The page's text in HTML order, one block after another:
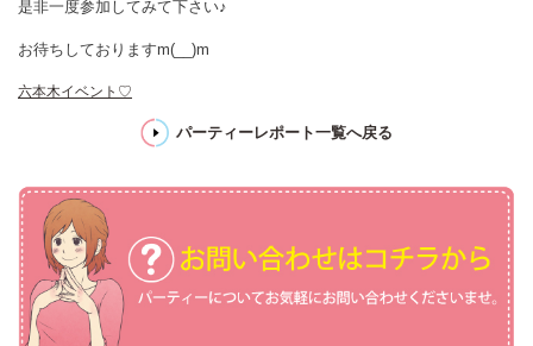
是非一度参加してみて下さい♪
お待ちしておりますm(__)m
六本木イベント♡
パーティーレポート一覧へ戻る